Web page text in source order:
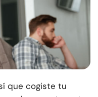
que cogiste tu